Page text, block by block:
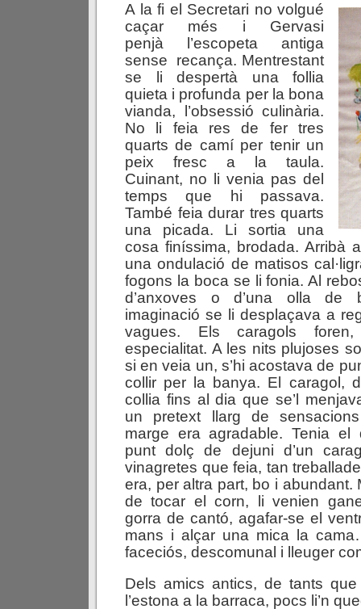
A lafi el Secretari no volgué
caçar més i Gervasi
penjà l’escopeta antiga
sense recança. Mentrestant
se li despertà una follia
quieta i profunda per la bona
vianda, l’obsessió culinària.
No li feia res de fer tres
quarts de camí per tenir un
peix fresc a la taula.
Cuinant, no li venia pas del
temps que hi passava.
També feia durar tres quarts
una picada. Li sortia una
cosa finíssima, brodada. Arribà
una ondulació de matisos
fogons la boca se li fonia. Al
d’anxoves o d’una olla de
imaginació se li desplaçava a
vagues. Els caragols
especialitat. A les nits plujoses
si en veia un, s’hi acostava de
collir per la banya. El caragol,
collia fins al dia que se’l
un pretext llarg de
marge era agradable. Tenia el
punt dolç de dejuni d’un
vinagretes que feia, tan
era, per altra part, bo i abundant.
de tocar el corn, li venien
gorra de cantó, agafar-se el
mans i alçar una mica la
faceciós, descomunal i lleuger
Dels amics antics, de tants
l’estona a la barraca, pocs li’n